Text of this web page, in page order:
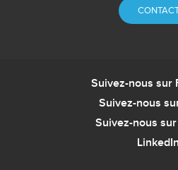
Suivez-nous sur
Suivez-nous
Suivez-nous
LinkedIn